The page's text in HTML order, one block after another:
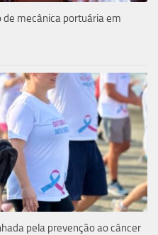
de mecânica portuária em
pela prevenção ao câncer